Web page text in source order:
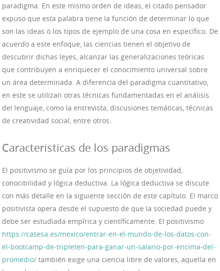
paradigma. En este mismo orden de ideas, el citado pensador
expuso que esta palabra tiene la función de determinar lo que
son las ideas o los tipos de ejemplo de una cosa en específico. De
acuerdo a este enfoque, las ciencias tienen el objetivo de
descubrir dichas leyes, alcanzar las generalizaciones teóricas
que contribuyen a enriquecer el conocimiento universal sobre
un área determinada. A diferencia del paradigma cuantitativo,
en este se utilizan otras técnicas fundamentadas en el análisis
del lenguaje, como la entrevista, discusiones temáticas, técnicas
de creatividad social, entre otros.
Caracteristicas de los paradigmas
El positivismo se guía por los principios de objetividad,
conocibilidad y lógica deductiva. La lógica deductiva se discute
con más detalle en la siguiente sección de este capítulo. El marco
positivista opera desde el supuesto de que la sociedad puede y
debe ser estudiada empírica y científicamente. El positivismo
https://casesa.es/mexico/entrar-en-el-mundo-de-los-datos-con-
el-bootcamp-de-tripleten-para-ganar-un-salario-por-encima-del-
promedio/ también exige una ciencia libre de valores, aquella en